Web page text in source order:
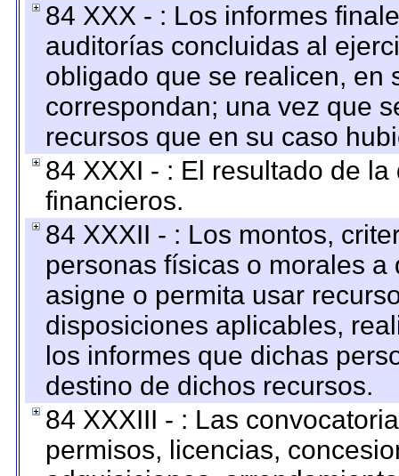
84 XXX - : Los informes
auditorías concluidas al
obligado que se realicen, en
correspondan; una vez que
recursos que en su caso
84 XXXI - : El resultado de
financieros.
84 XXXII - : Los montos,
personas físicas o morales
asigne o permita usar
disposiciones aplicables,
los informes que dichas
destino de dichos recursos.
84 XXXIII - : Las
permisos, licencias,